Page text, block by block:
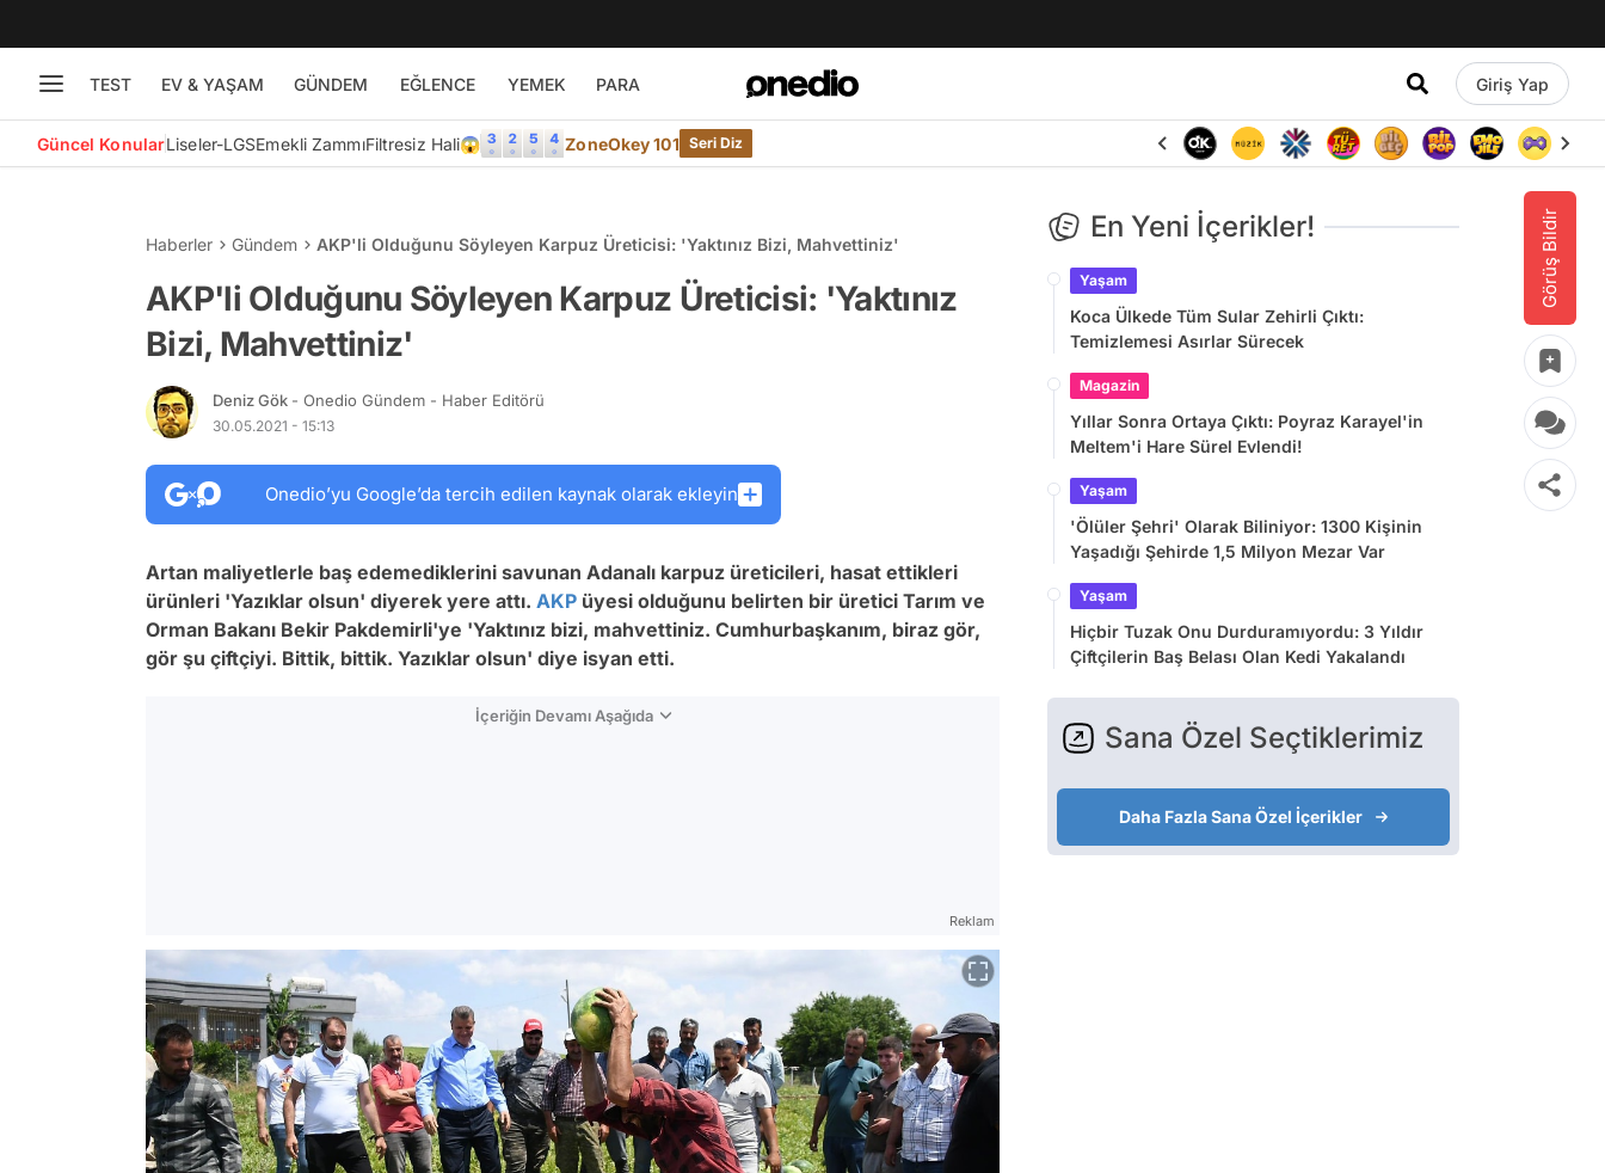
TEST EV & YAŞAM GÜNDEM EĞLENCE YEMEK PARA Giriş Yap
Güncel KonularLiseler-LGSEmekli ZammıFiltresiz Hali😱 ZoneOkey 101 Seri Diz
Görüş Bildir
Haberler Gündem AKP'li Olduğunu Söyleyen Karpuz Üreticisi: 'Yaktınız Bizi, Mahvettiniz'
AKP'li Olduğunu Söyleyen Karpuz Üreticisi: 'Yaktınız
Bizi, Mahvettiniz'
Deniz Gök - Onedio Gündem - Haber Editörü
30.05.2021 - 15:13
Onedio’yu Google’da tercih edilen kaynak olarak ekleyin
Artan maliyetlerle baş edemediklerini savunan Adanalı karpuz üreticileri, hasat ettikleri
ürünleri 'Yazıklar olsun' diyerek yere attı. AKP üyesi olduğunu belirten bir üretici Tarım ve
Orman Bakanı Bekir Pakdemirli'ye 'Yaktınız bizi, mahvettiniz. Cumhurbaşkanım, biraz gör,
gör şu çiftçiyi. Bittik, bittik. Yazıklar olsun' diye isyan etti.
İçeriğin Devamı Aşağıda
Reklam
En Yeni İçerikler!
Yaşam
Koca Ülkede Tüm Sular Zehirli Çıktı:
Temizlemesi Asırlar Sürecek
Magazin
Yıllar Sonra Ortaya Çıktı: Poyraz Karayel'in
Meltem'i Hare Sürel Evlendi!
Yaşam
'Ölüler Şehri' Olarak Biliniyor: 1300 Kişinin
Yaşadığı Şehirde 1,5 Milyon Mezar Var
Yaşam
Hiçbir Tuzak Onu Durduramıyordu: 3 Yıldır
Çiftçilerin Baş Belası Olan Kedi Yakalandı
Sana Özel Seçtiklerimiz
Daha Fazla Sana Özel İçerikler